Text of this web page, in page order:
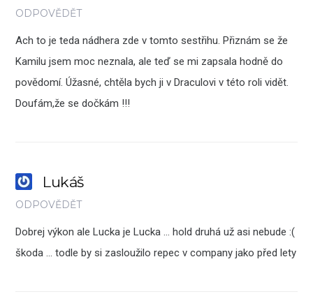
ODPOVĚDĚT
Ach to je teda nádhera zde v tomto sestřihu. Přiznám se že
Kamilu jsem moc neznala, ale teď se mi zapsala hodně do
povědomí. Úžasné, chtěla bych ji v Draculovi v této roli vidět.
Doufám,že se dočkám !!!
Lukáš
ODPOVĚDĚT
Dobrej výkon ale Lucka je Lucka … hold druhá už asi nebude :(
škoda … todle by si zasloužilo repec v company jako před lety